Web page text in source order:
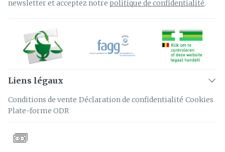
newsletter et acceptez notre politique de confidentialité.
Liens légaux
Conditions de vente Déclaration de confidentialité Cookies
Plate-forme ODR